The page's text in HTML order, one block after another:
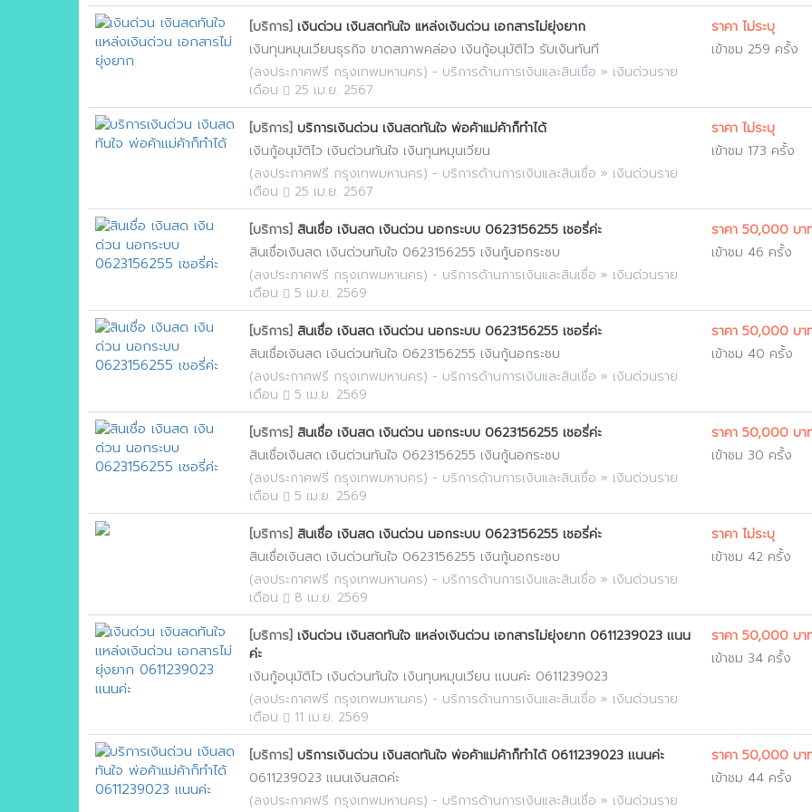
[บริการ] เงินด่วน เงินสดทันใจ แหล่งเงินด่วน เอกสารไม่ยุ่งยาก
เงินทุนหมุนเวียนธุรกิจ ขาดสภาพคล่อง เงินกู้อนุมัติไว รับเงินทันที
(ลงประกาศฟรี กรุงเทพมหานคร) - บริการด้านการเงินและสินเชื่อ » เงินด่วนราย
เดือน
25 เม.ย. 2567
ราคา ไม่ระบุ
เข้าชม 259 ครั้ง
[บริการ] บริการเงินด่วน เงินสดทันใจ พ่อค้าแม่ค้าก็ทำได้
เงินกู้อนุมัติไว เงินด่วนทันใจ เงินทุนหมุนเวียน
(ลงประกาศฟรี กรุงเทพมหานคร) - บริการด้านการเงินและสินเชื่อ » เงินด่วนราย
เดือน
25 เม.ย. 2567
ราคา ไม่ระบุ
เข้าชม 173 ครั้ง
[บริการ] สินเชื่อ เงินสด เงินด่วน นอกระบบ 0623156255 เชอรี่ค่ะ
สินเชื่อเงินสด เงินด่วนทันใจ 0623156255 เงินกู้นอกระชบ
(ลงประกาศฟรี กรุงเทพมหานคร) - บริการด้านการเงินและสินเชื่อ » เงินด่วนราย
เดือน
5 เม.ย. 2569
ราคา 50,000 บา
เข้าชม 46 ครั้ง
[บริการ] สินเชื่อ เงินสด เงินด่วน นอกระบบ 0623156255 เชอรี่ค่ะ
สินเชื่อเงินสด เงินด่วนทันใจ 0623156255 เงินกู้นอกระชบ
(ลงประกาศฟรี กรุงเทพมหานคร) - บริการด้านการเงินและสินเชื่อ » เงินด่วนราย
เดือน
5 เม.ย. 2569
ราคา 50,000 บา
เข้าชม 40 ครั้ง
[บริการ] สินเชื่อ เงินสด เงินด่วน นอกระบบ 0623156255 เชอรี่ค่ะ
สินเชื่อเงินสด เงินด่วนทันใจ 0623156255 เงินกู้นอกระชบ
(ลงประกาศฟรี กรุงเทพมหานคร) - บริการด้านการเงินและสินเชื่อ » เงินด่วนราย
เดือน
5 เม.ย. 2569
ราคา 50,000 บา
เข้าชม 30 ครั้ง
[บริการ] สินเชื่อ เงินสด เงินด่วน นอกระบบ 0623156255 เชอรี่ค่ะ
สินเชื่อเงินสด เงินด่วนทันใจ 0623156255 เงินกู้นอกระชบ
(ลงประกาศฟรี กรุงเทพมหานคร) - บริการด้านการเงินและสินเชื่อ » เงินด่วนราย
เดือน
8 เม.ย. 2569
ราคา ไม่ระบุ
เข้าชม 42 ครั้ง
[บริการ] เงินด่วน เงินสดทันใจ แหล่งเงินด่วน เอกสารไม่ยุ่งยาก 0611239023 เเนน
ค่ะ
เงินกู้อนุมัติไว เงินด่วนทันใจ เงินทุนหมุนเวียน เเนนค่ะ 0611239023
(ลงประกาศฟรี กรุงเทพมหานคร) - บริการด้านการเงินและสินเชื่อ » เงินด่วนราย
เดือน
11 เม.ย. 2569
ราคา 50,000 บา
เข้าชม 34 ครั้ง
[บริการ] บริการเงินด่วน เงินสดทันใจ พ่อค้าแม่ค้าก็ทำได้ 0611239023 เเนนค่ะ
0611239023 เเนนเงินสดค่ะ
(ลงประกาศฟรี กรุงเทพมหานคร) - บริการด้านการเงินและสินเชื่อ » เงินด่วนราย
ราคา 50,000 บา
เข้าชม 44 ครั้ง